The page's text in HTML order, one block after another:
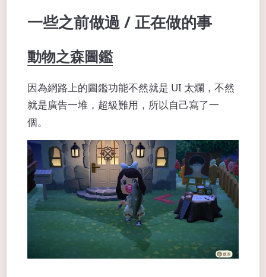
一些之前做過 / 正在做的事
動物之森圖鑑
因為網路上的圖鑑功能不然就是 UI 太爛，不然
就是廣告一堆，超級難用，所以自己寫了一
個。